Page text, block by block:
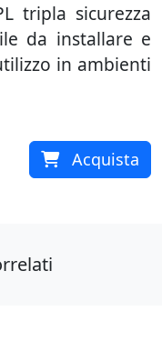
tripla sicurezza
da installare e
in ambienti
Acquista